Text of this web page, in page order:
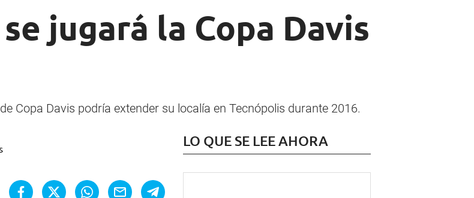
jugará la Copa Davis
Copa Davis podría extender su localía en Tecnópolis durante 2016.
LO QUE SE LEE AHORA